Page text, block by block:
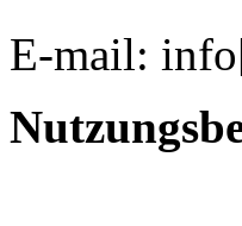
E-mail: